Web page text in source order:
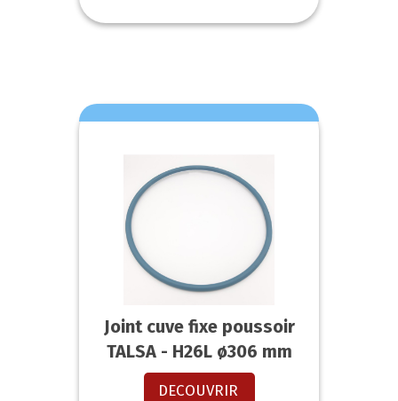
Joint cuve fixe poussoir
TALSA - H26L ø306 mm
DECOUVRIR